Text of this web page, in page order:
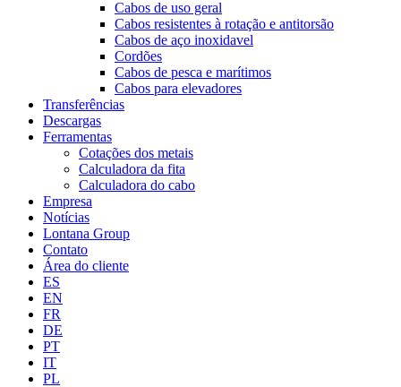
Cabos de uso geral
Cabos resistentes à rotação e antitorsão
Cabos de aço inoxidavel
Cordões
Cabos de pesca e marítimos
Cabos para elevadores
Transferências
Descargas
Ferramentas
Cotações dos metais
Calculadora da fita
Calculadora do cabo
Empresa
Notícias
Lontana Group
Contato
Área do cliente
ES
EN
FR
DE
PT
IT
PL